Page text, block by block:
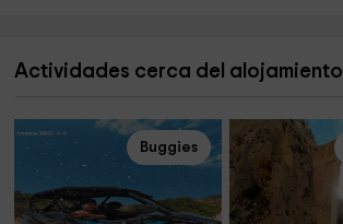
Actividades cerca del alojamiento
Buggies